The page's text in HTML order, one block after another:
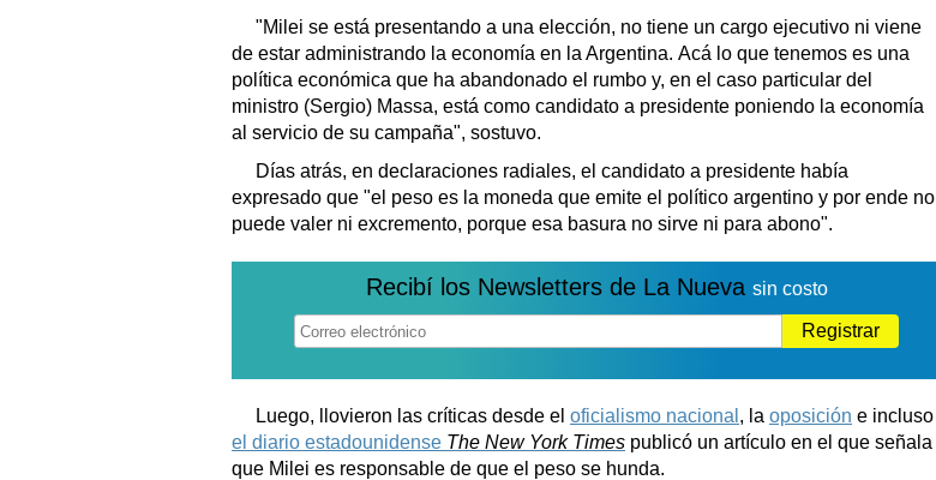
Teléfonos de urgencia
"Milei se está presentando a una elección, no tiene un cargo ejecutivo ni viene
de estar administrando la economía en la Argentina. Acá lo que tenemos es una
política económica que ha abandonado el rumbo y, en el caso particular del
ministro (Sergio) Massa, está como candidato a presidente poniendo la economía
al servicio de su campaña", sostuvo.
Días atrás, en declaraciones radiales, el candidato a presidente había
expresado que "el peso es la moneda que emite el político argentino y por ende no
puede valer ni excremento, porque esa basura no sirve ni para abono".
Recibí los Newsletters de La Nueva sin costo
Registrar
Luego, llovieron las críticas desde el oficialismo nacional , la oposición e incluso
el diario estadounidense The New York Times publicó un artículo en el que señala
que Milei es responsable de que el peso se hunda.